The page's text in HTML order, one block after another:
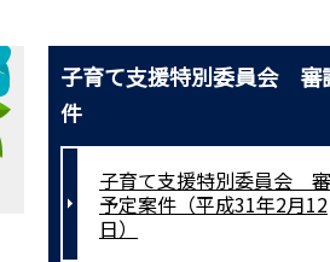
子育て支援特別委員会 審
件
子育て支援特別委員会
予定案件（平成31年2月12
日）